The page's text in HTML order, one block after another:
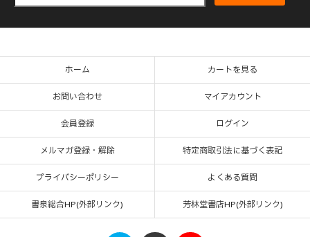
ホーム カートを見る
お問い合わせ マイアカウント
会員登録 ログイン
メルマガ登録・解除 特定商取引法に基づく表記
プライバシーポリシー よくある質問
書泉総合HP(外部リンク) 芳林堂書店HP(外部リンク)